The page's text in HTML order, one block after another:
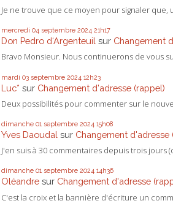
Je ne trouve que ce moyen pour signaler que,
mercredi 04 septembre 2024 21h17
Don Pedro d‘Argenteuil sur Changement
Bravo Monsieur. Nous continuerons de vous
mardi 03 septembre 2024 12h23
Luc* sur Changement d'adresse (rappel)
Deux possibilités pour commenter sur le
dimanche 01 septembre 2024 15h08
Yves Daoudal sur Changement d'adresse
J'en suis à 30 commentaires depuis trois jours
dimanche 01 septembre 2024 14h36
Oléandre sur Changement d'adresse
C'est la croix et la bannière d'écriture un